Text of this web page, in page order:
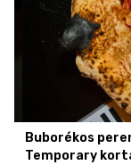
Buborékos
Temporary